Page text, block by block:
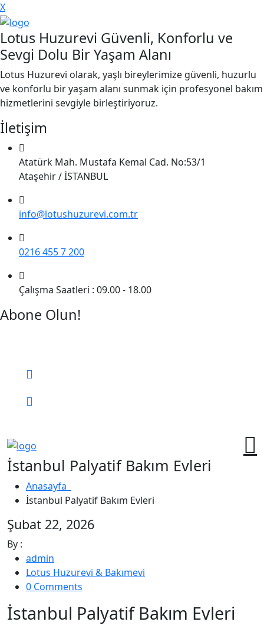
X
Lotus Huzurevi Güvenli, Konforlu ve
Sevgi Dolu Bir Yaşam Alanı
Lotus Huzurevi olarak, yaşlı bireylerimize güvenli, huzurlu
ve konforlu bir yaşam alanı sunmak için profesyonel bakım
hizmetlerini sevgiyle birleştiriyoruz.
İletişim
Atatürk Mah. Mustafa Kemal Cad. No:53/1
Ataşehir / İSTANBUL
info@lotushuzurevi.com.tr
0216 455 7 200
Çalışma Saatleri : 09.00 - 18.00
Abone Olun!
İstanbul Palyatif Bakım Evleri
Anasayfa
İstanbul Palyatif Bakım Evleri
Şubat 22, 2026
By :
admin
Lotus Huzurevi & Bakımevi
0 Comments
İstanbul Palyatif Bakım Evleri